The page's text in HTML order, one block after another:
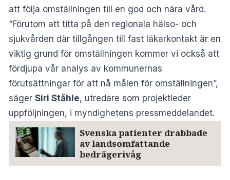
att följa omställningen till en god och nära vård.
“Förutom att titta på den regionala hälso- och
sjukvården där tillgången till fast läkarkontakt är en
viktig grund för omställningen kommer vi också att
fördjupa vår analys av kommunernas
förutsättningar för att nå målen för omställningen”,
säger Siri Ståhle, utredare som projektleder
uppföljningen, i myndighetens pressmeddelandet.
Svenska patienter drabbade
av landsomfattande
bedrägerivåg